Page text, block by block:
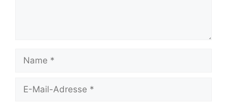
Mail-